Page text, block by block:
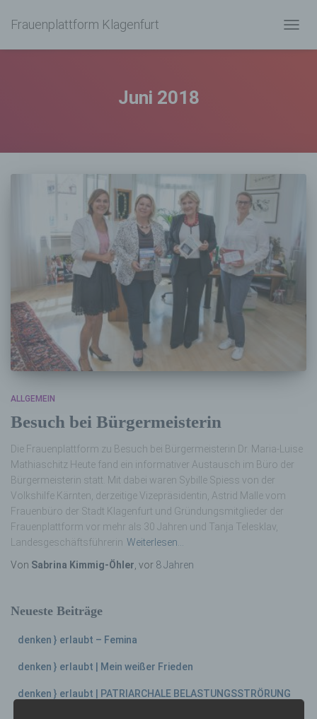
Frauenplattform Klagenfurt
Juni 2018
ALLGEMEIN
Besuch bei Bürgermeisterin
Die Frauenplattform zu Besuch bei Bürgermeisterin Dr. Maria-Luise
Mathiaschitz Heute fand ein informativer Austausch im Büro der
Bürgermeisterin statt. Mit dabei waren Sybille Spiess von der
Volkshilfe Kärnten, derzeitige Vizepräsidentin, Astrid Malle vom
Frauenbüro der Stadt Klagenfurt und Gründungsmitglieder der
Frauenplattform vor mehr als 30 Jahren und Tanja Telesklav,
Landesgeschäftsführerin Weiterlesen…
Von Sabrina Kimmig-Öhler , vor 8 Jahren
Neueste Beiträge
denken } erlaubt – Femina
denken } erlaubt | Mein weißer Frieden
denken } erlaubt | PATRIARCHALE BELASTUNGSSTRÖRUNG